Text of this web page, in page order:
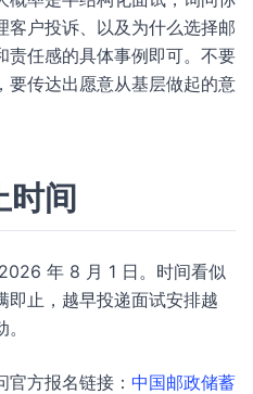
客户投诉、以及为什么选择邮
责任感的具体事例即可。不要
要传达出愿意从基层做起的意
时间
年 8 月 1 日。时间看似
即止，越早投递面试安排越
方报名链接： 中国邮政储蓄